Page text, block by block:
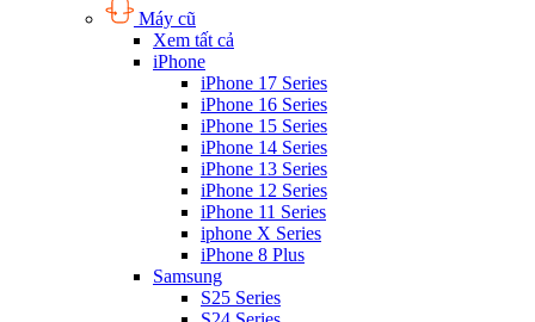
Máy cũ
Xem tất cả
iPhone
iPhone 17 Series
iPhone 16 Series
iPhone 15 Series
iPhone 14 Series
iPhone 13 Series
iPhone 12 Series
iPhone 11 Series
iphone X Series
iPhone 8 Plus
Samsung
S25 Series